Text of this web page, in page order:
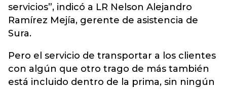
servicios”, indicó a LR Nelson Alejandro
Ramírez Mejía, gerente de asistencia de
Sura.
Pero el servicio de transportar a los clientes
con algún que otro trago de más también
está incluido dentro de la prima, sin ningún